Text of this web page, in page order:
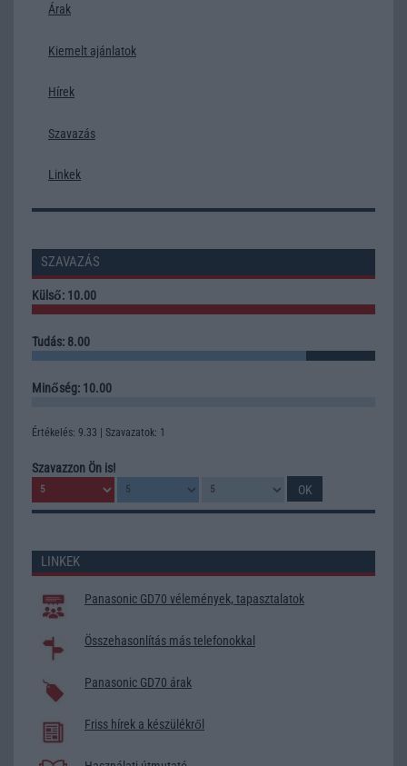
Árak
Kiemelt ajánlatok
Hírek
Szavazás
Linkek
SZAVAZÁS
Külső: 10.00
Tudás: 8.00
Minőség: 10.00
Értékelés: 9.33 | Szavazatok: 1
Szavazzon Ön is!
LINKEK
Panasonic GD70 vélemények, tapasztalatok
Összehasonlítás más telefonokkal
Panasonic GD70 árak
Friss hírek a készülékről